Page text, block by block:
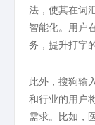
法，使其在词
智能化。用户
务，提升打字
此外，搜狗输
和行业的用户
需求。比如，